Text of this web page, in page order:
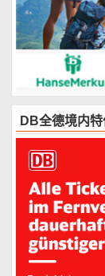
DB全德境内特